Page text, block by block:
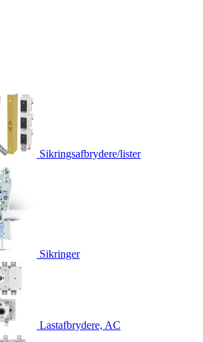
Sikringsafbrydere/lister
Sikringer
Lastafbrydere, AC